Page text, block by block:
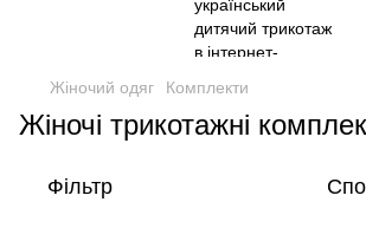
Жіночий одяг Комплекти
Жіночі трикотажні
Фільтр